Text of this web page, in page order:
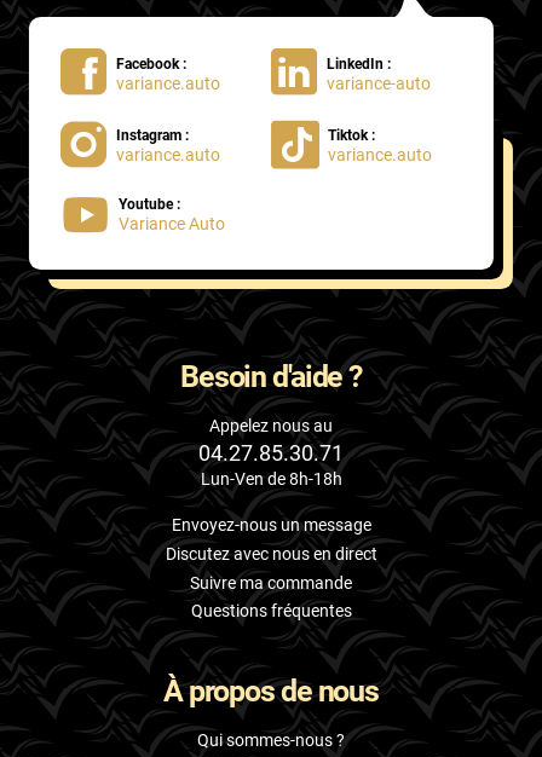
Pontiac
Porsche
Proton
Renault
Rolls
Rover
Saab
Santana
Saturn
Scania
Scion
Seat
Skoda
Smart
Facebook :
variance.auto
LinkedIn :
variance-auto
Instagram :
variance.auto
Tiktok :
variance.auto
Youtube :
Variance Auto
Besoin d'aide ?
Appelez nous au
04.27.85.30.71
Lun-Ven de 8h-18h
Envoyez-nous un message
Discutez avec nous en direct
Suivre ma commande
Questions fréquentes
À propos de nous
Qui sommes-nous ?